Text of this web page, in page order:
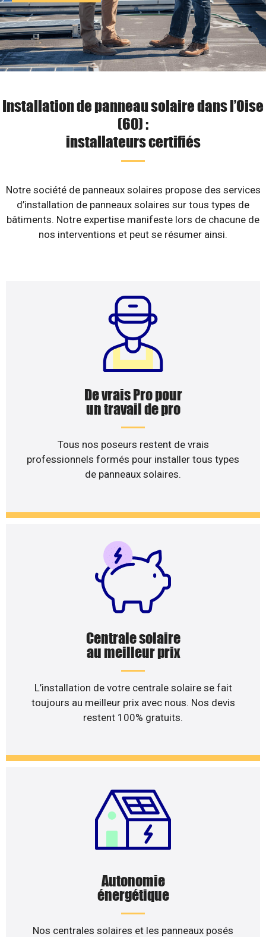
Installation de panneau solaire dans l’Oise
(60) :
installateurs certifiés
Notre société de panneaux solaires propose des services
d’installation de panneaux solaires sur tous types de
bâtiments. Notre expertise manifeste lors de chacune de
nos interventions et peut se résumer ainsi.
De vrais Pro pour
un travail de pro
Tous nos poseurs restent de vrais
professionnels formés pour installer tous types
de panneaux solaires.
Centrale solaire
au meilleur prix
L’installation de votre centrale solaire se fait
toujours au meilleur prix avec nous. Nos devis
restent 100% gratuits.
Autonomie
énergétique
Nos centrales solaires et les panneaux posés